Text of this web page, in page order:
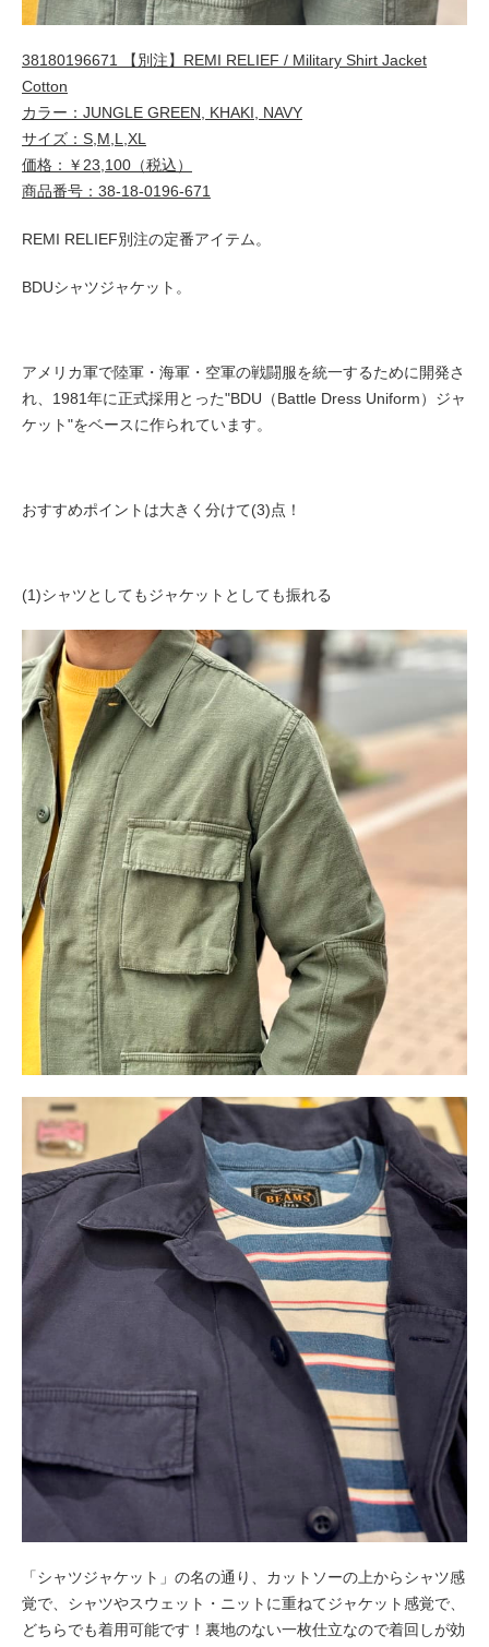
38180196671 【別注】REMI RELIEF / Military Shirt Jacket
Cotton
カラー：JUNGLE GREEN, KHAKI, NAVY
サイズ：S,M,L,XL
価格：￥23,100（税込）
商品番号：38-18-0196-671
REMI RELIEF別注の定番アイテム。
BDUシャツジャケット。
アメリカ軍で陸軍・海軍・空軍の戦闘服を統一するために開発さ
れ、1981年に正式採用とった"BDU（Battle Dress Uniform）ジャ
ケット"をベースに作られています。
おすすめポイントは大きく分けて(3)点！
(1)シャツとしてもジャケットとしても振れる
「シャツジャケット」の名の通り、カットソーの上からシャツ感
覚で、シャツやスウェット・ニットに重ねてジャケット感覚で、
どちらでも着用可能です！裏地のない一枚仕立なので着回しが効